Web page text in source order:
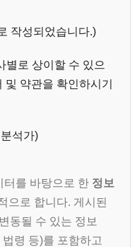
작성되었습니다.)
별로 상이할 수 있으
약관을 확인하시기
석가)
를 바탕으로 한 정보
으로 합니다. 게시된
동될 수 있는 정보
령 등)를 포함하고